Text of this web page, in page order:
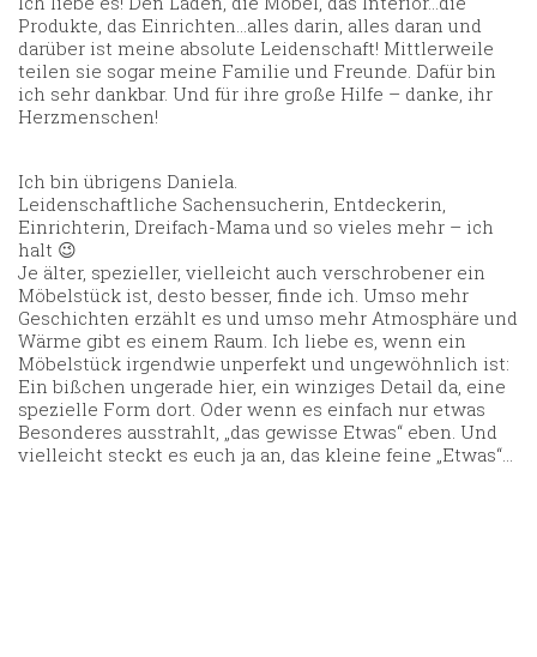
Produkte, das Einrichten…alles darin, alles daran und
darüber ist meine absolute Leidenschaft! Mittlerweile
teilen sie sogar meine Familie und Freunde. Dafür bin
ich sehr dankbar. Und für ihre große Hilfe – danke, ihr
Herzmenschen!
Ich bin übrigens Daniela.
Leidenschaftliche Sachensucherin, Entdeckerin,
Einrichterin, Dreifach-Mama und so vieles mehr – ich
halt 😉
Je älter, spezieller, vielleicht auch verschrobener ein
Möbelstück ist, desto besser, finde ich. Umso mehr
Geschichten erzählt es und umso mehr Atmosphäre und
Wärme gibt es einem Raum. Ich liebe es, wenn ein
Möbelstück irgendwie unperfekt und ungewöhnlich ist:
Ein bißchen ungerade hier, ein winziges Detail da, eine
spezielle Form dort. Oder wenn es einfach nur etwas
Besonderes ausstrahlt, „das gewisse Etwas“ eben. Und
vielleicht steckt es euch ja an, das kleine feine „Etwas“…